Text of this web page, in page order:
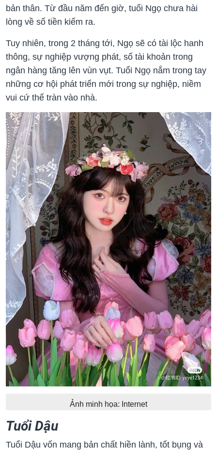
bản thân. Từ đầu năm đến giờ, tuổi Ngọ chưa hài
lòng về số tiền kiếm ra.
Tuy nhiên, trong 2 tháng tới, Ngọ sẽ có tài lộc hanh
thông, sự nghiệp vượng phát, số tài khoản trong
ngân hàng tăng lên vùn vụt. Tuổi Ngọ nắm trong tay
những cơ hội phát triển mới trong sự nghiệp, niềm
vui cứ thế tràn vào nhà.
Ảnh minh họa: Internet
Tuổi Dậu
Tuổi Dậu vốn mang bản chất hiền lành, tốt bụng và